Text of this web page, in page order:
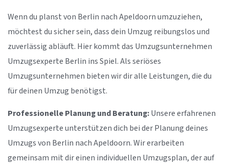
Wenn du planst von Berlin nach Apeldoorn umzuziehen,
möchtest du sicher sein, dass dein Umzug reibungslos und
zuverlässig abläuft. Hier kommt das Umzugsunternehmen
Umzugsexperte Berlin ins Spiel. Als seriöses
Umzugsunternehmen bieten wir dir alle Leistungen, die du
für deinen Umzug benötigst.
Professionelle Planung und Beratung:Unsere erfahrenen
Umzugsexperte unterstützen dich bei der Planung deines
Umzugs von Berlin nach Apeldoorn. Wir erarbeiten
gemeinsam mit dir einen individuellen Umzugsplan, der auf